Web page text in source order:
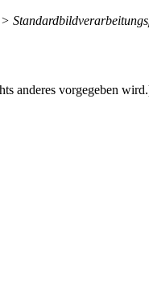
anderes vorgegeben